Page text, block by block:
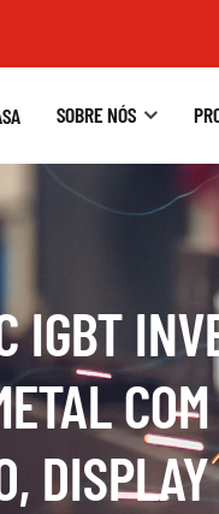
SOBRE NÓS